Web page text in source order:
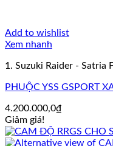
Add to wishlist
Xem nhanh
1. Suzuki Raider - Satria
PHUỘC YSS GSPORT
4.200.000,0₫
Giảm giá!